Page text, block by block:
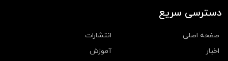
دسترسی سریع
صفحه اصلی
انتشارات
اخبار
آموزش